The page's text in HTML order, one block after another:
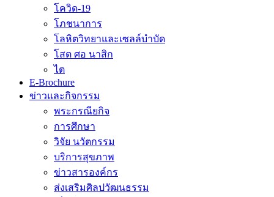
โควิด-19
โภชนาการ
โลหิตวิทยาและเซลล์บำบัด
โสต ศอ นาสิก
ไต
E-Brochure
ข่าวและกิจกรรม
พระกรณียกิจ
การศึกษา
วิจัย นวัตกรรม
บริการสุขภาพ
ข่าวสารองค์กร
ส่งเสริมศิลปวัฒนธรรม